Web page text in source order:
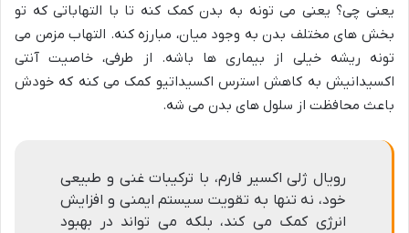
یعنی چی؟ یعنی می تونه به بدن کمک کنه تا با التهاباتی که تو
بخش های مختلف بدن به وجود میان، مبارزه کنه. التهاب مزمن می
تونه ریشه خیلی از بیماری ها باشه. از طرفی، خاصیت آنتی
اکسیدانیش به کاهش استرس اکسیداتیو کمک می کنه که خودش
باعث محافظت از سلول های بدن می شه.
رویال ژلی اکسیر فارم، با ترکیبات غنی و طبیعی
خود، نه تنها به تقویت سیستم ایمنی و افزایش
انرژی کمک می کند، بلکه می تواند در بهبود